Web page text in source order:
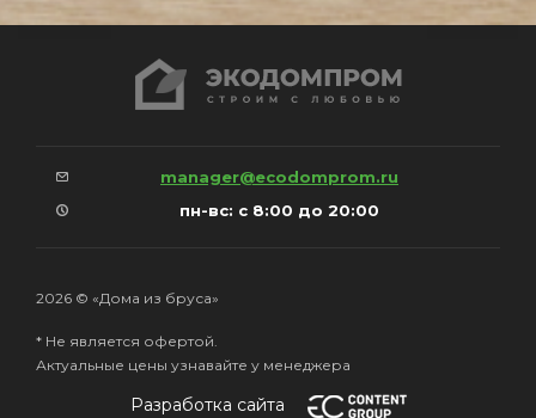
manager@ecodomprom.ru
пн-вс: с 8:00 до 20:00
2026 © «Дома из бруса»
* Не является офертой.
Актуальные цены узнавайте у менеджера
Разработка сайта